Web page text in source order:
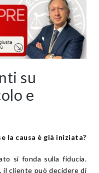
su
e
la causa è già iniziata?
si fonda sulla fiducia.
il cliente può decidere di